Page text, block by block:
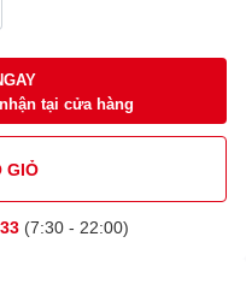
tại cửa hàng
GIỎ
(7:30 - 22:00)